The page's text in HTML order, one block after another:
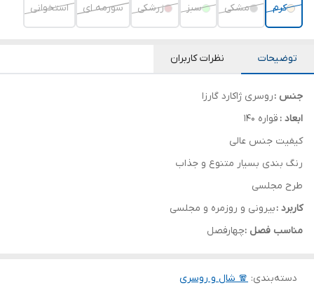
کرم مشکی سبز زرشکی سورمه ای استخوانی
توضیحات نظرات کاربران
جنس :روسری ژاکارد گارزا
ابعاد : قواره ۱۴۰
کیفیت جنس عالی
رنگ بندی بسیار متنوع و جذاب
طرح مجلسی
کاربرد :بیرونی و روزمره و مجلسی
مناسب فصل :چهارفصل
دسته‌بندی: 🧣 شال و روسری